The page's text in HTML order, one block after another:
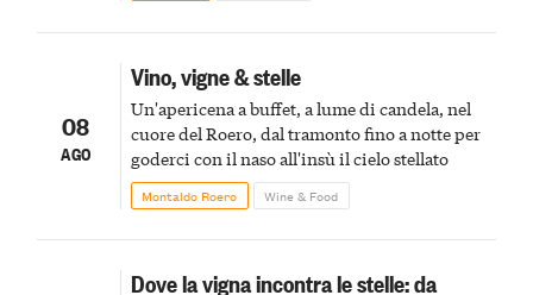
08
AGO
Vino, vigne & stelle
Un'apericena a buffet, a lume di candela, nel
cuore del Roero, dal tramonto fino a notte per
goderci con il naso all'insù il cielo stellato
Montaldo Roero Wine & Food
Dove la vigna incontra le stelle: da